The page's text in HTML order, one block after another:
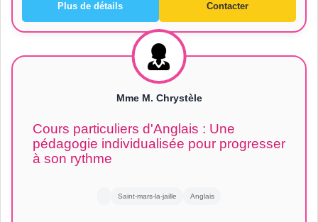
Plus de détails Contacter
Mme M. Chrystèle
Cours particuliers d'Anglais : Une
pédagogie individualisée pour progresser
à son rythme
Saint-mars-la-jaille Anglais